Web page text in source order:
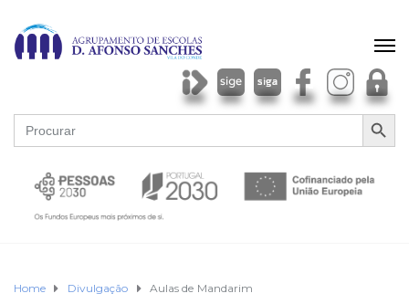
Search
for:
SEARCH
Home Divulgação Aulas de Mandarim